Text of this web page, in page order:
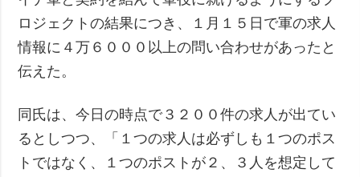
ロジェクトの結果につき、１月１５日で軍の求人
情報に４万６０００以上の問い合わせがあったと
伝えた。
同氏は、今日の時点で３２００件の求人が出てい
るとしつつ、「１つの求人は必ずしも１つのポス
トではなく、１つのポストが２、３人を想定して